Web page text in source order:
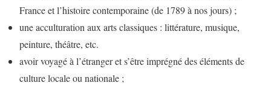
France et l’histoire contemporaine (de 1789 à nos jours) ;
une acculturation aux arts classiques : littérature, musique,
peinture, théâtre, etc.
avoir voyagé à l’étranger et s’être imprégné des éléments de
culture locale ou nationale ;